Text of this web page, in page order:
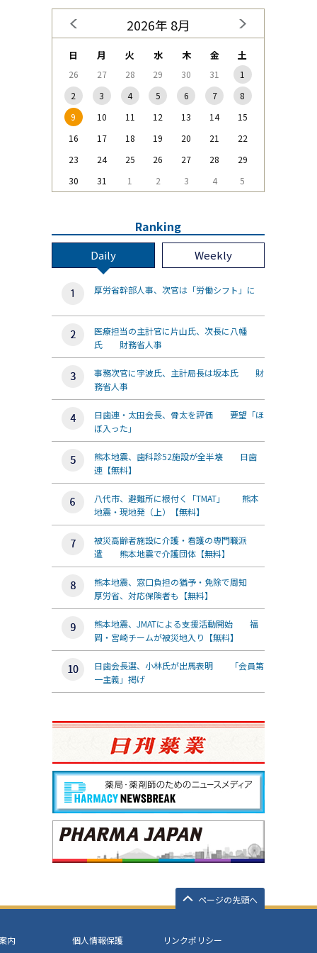
2026年 8月
日 月 火 水 木 金 土
26 27 28 29 30 31
1
2
3 4 5 6 7
8
9
10 11 12 13 14
15
16
17 18 19 20 21
22
23
24 25 26 27 28
29
30
31 1 2 3 4 5
Ranking
Daily Weekly
厚労省幹部人事、次官は「労働シフト」に
医療担当の主計官に片山氏、次長に八幡
氏 財務省人事
事務次官に宇波氏、主計局長は坂本氏 財
務省人事
日歯連・太田会長、骨太を評価 要望「ほ
ぼ入った」
熊本地震、歯科診52施設が全半壊 日歯
連【無料】
八代市、避難所に根付く「TMAT」 熊本
地震・現地発（上）【無料】
被災高齢者施設に介護・看護の専門職派
遣 熊本地震で介護団体【無料】
熊本地震、窓口負担の猶予・免除で周知
厚労省、対応保険者も【無料】
熊本地震、JMATによる支援活動開始 福
岡・宮崎チームが被災地入り【無料】
日歯会長選、小林氏が出馬表明 「会員第
一主義」掲げ
ページの先頭へ
内 個人情報保護
リンクポリシー